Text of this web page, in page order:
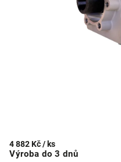
4 882 Kč/ ks
Výroba do 3 dnů